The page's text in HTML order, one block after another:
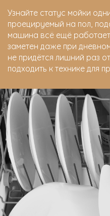
Узнайте статус мойки
проецируемый на пол,
машина всё ещё
заметен даже при
не придётся лишний раз
подходить к технике для